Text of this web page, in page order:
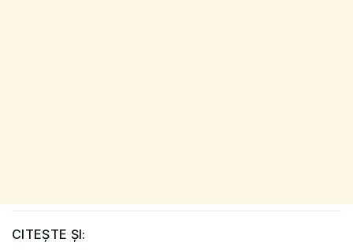
CITEȘTE ȘI: